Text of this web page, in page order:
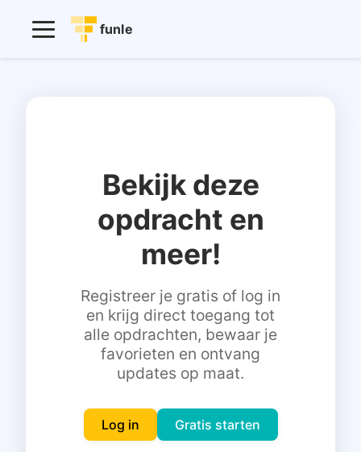
funle
Inloggen
Gratis starten
Bekijk deze
opdracht en
meer!
Registreer je gratis of log in
en krijg direct toegang tot
alle opdrachten, bewaar je
favorieten en ontvang
updates op maat.
Log in Gratis starten